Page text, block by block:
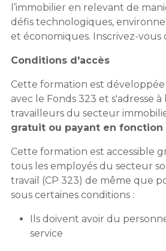
l’immobilier en relevant de
défis technologiques,
et économiques. Inscrivez-vous
Conditions d'accès
Cette formation est
avec le Fonds 323 et s'adresse
travailleurs du secteur
gratuit ou payant en
Cette formation est accessible
tous les employés du secteur
travail (CP 323) de même que
sous certaines conditions :
Ils doivent avoir du
service